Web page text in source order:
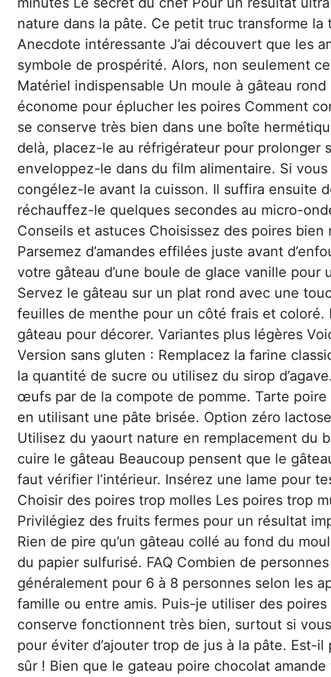
nature dans la pâte. Ce petit truc transforme
Anecdote intéressante J’ai découvert que les
symbole de prospérité. Alors, non seulement
Matériel indispensable Un moule à gâteau
économe pour éplucher les poires Comment
se conserve très bien dans une boîte
delà, placez-le au réfrigérateur pour prolonger
enveloppez-le dans du film alimentaire. Si
congélez-le avant la cuisson. Il suffira ensuite
réchauffez-le quelques secondes au micro-
Conseils et astuces Choisissez des poires
Parsemez d’amandes effilées juste avant
votre gâteau d’une boule de glace vanille
Servez le gâteau sur un plat rond avec une
feuilles de menthe pour un côté frais et
gâteau pour décorer. Variantes plus légères
Version sans gluten : Remplacez la farine
la quantité de sucre ou utilisez du sirop
œufs par de la compote de pomme. Tarte
en utilisant une pâte brisée. Option zéro
Utilisez du yaourt nature en remplacement du
cuire le gâteau Beaucoup pensent que le
faut vérifier l’intérieur. Insérez une lame pour
Choisir des poires trop molles Les poires trop
Privilégiez des fruits fermes pour un résultat
Rien de pire qu’un gâteau collé au fond du
du papier sulfurisé. FAQ Combien de
généralement pour 6 à 8 personnes selon les
famille ou entre amis. Puis-je utiliser des
conserve fonctionnent très bien, surtout si
pour éviter d’ajouter trop de jus à la pâte. Est-
sûr ! Bien que le gateau poire chocolat